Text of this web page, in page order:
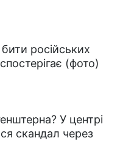
російських
(фото)
У центрі
скандал через